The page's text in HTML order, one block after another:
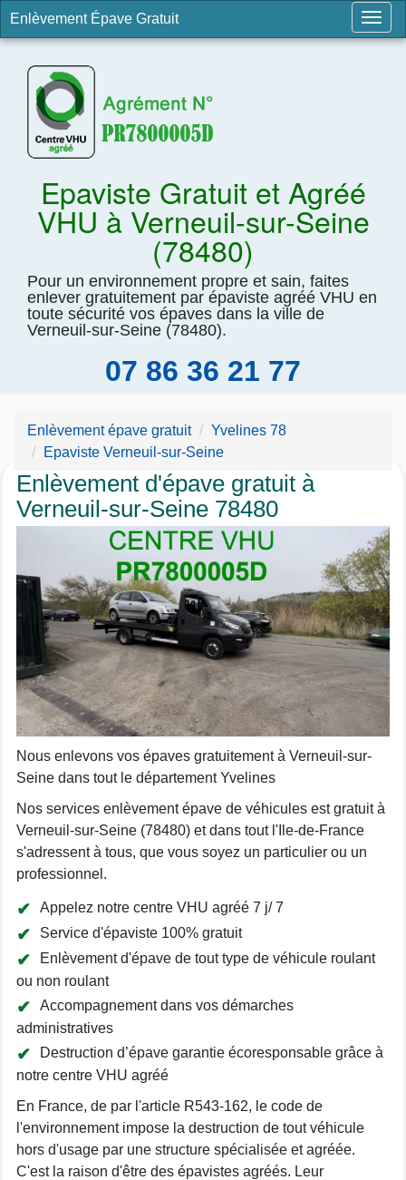
Enlèvement Épave Gratuit
Epaviste Gratuit et Agréé
VHU à Verneuil-sur-Seine
(78480)
Pour un environnement propre et sain, faites
enlever gratuitement par épaviste agréé VHU en
toute sécurité vos épaves dans la ville de
Verneuil-sur-Seine (78480).
07 86 36 21 77
Enlèvement épave gratuit
Yvelines 78
Epaviste Verneuil-sur-Seine
Enlèvement d'épave gratuit à
Verneuil-sur-Seine 78480
Nous enlevons vos épaves gratuitement à Verneuil-sur-
Seine dans tout le département Yvelines
Nos services enlèvement épave de véhicules est gratuit à
Verneuil-sur-Seine (78480) et dans tout l'Ile-de-France
s'adressent à tous, que vous soyez un particulier ou un
professionnel.
Appelez notre centre VHU agréé 7 j/ 7
Service d'épaviste 100% gratuit
Enlèvement d'épave de tout type de véhicule roulant
ou non roulant
Accompagnement dans vos démarches
administratives
Destruction d’épave garantie écoresponsable grâce à
notre centre VHU agréé
En France, de par l'article R543-162, le code de
l'environnement impose la destruction de tout véhicule
hors d'usage par une structure spécialisée et agréée.
C'est la raison d'être des épavistes agréés. Leur